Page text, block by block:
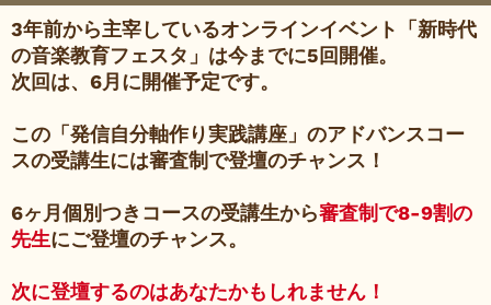
3年前から主宰しているオンラインイベント「新時代
の音楽教育フェスタ」は今までに5回開催。
次回は、6月に開催予定です。
この「発信自分軸作り実践講座」のアドバンスコー
スの受講生には審査制で登壇のチャンス！
6ヶ月個別つきコースの受講生から審査制で8-9割の
先生にご登壇のチャンス。
次に登壇するのはあなたかもしれません！